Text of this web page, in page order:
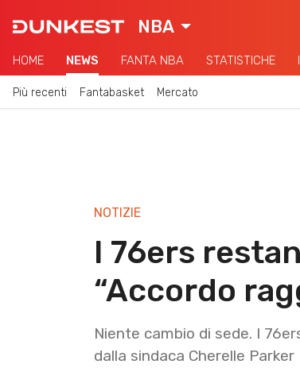
NBA
HOME NEWS FANTA NBA STATISTICHE
Più recenti Fantabasket Mercato
NOTIZIE
I 76ers
“Accordo
Niente cambio di sede. I
dalla sindaca Cherelle Parker